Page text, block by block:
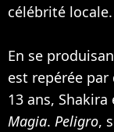
célébrité locale.
En se
est repérée par
13 ans,
Magia. Peligro,